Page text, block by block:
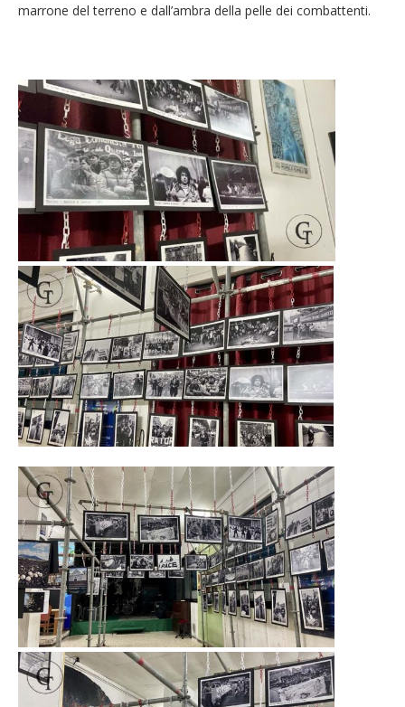
marrone del terreno e dall’ambra della pelle dei combattenti.